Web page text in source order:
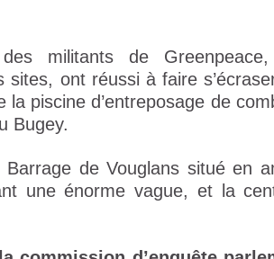
militants de
sites, ont réussi à faire
la piscine d’entreposage de
Bugey.
de Vouglans situé en
une énorme vague, et la